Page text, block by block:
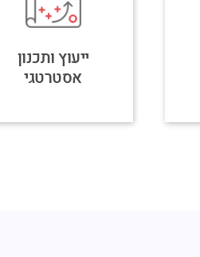
ייעוץ ותכנון
אסטרטגי